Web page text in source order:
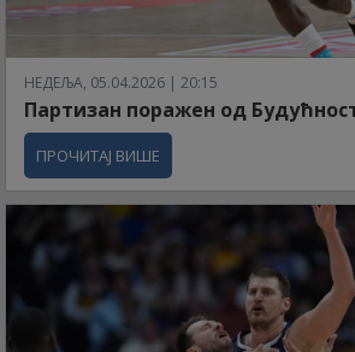
НЕДЕЉА, 05.04.2026 | 20:15
Партизан поражен од
ПРОЧИТАЈ ВИШЕ